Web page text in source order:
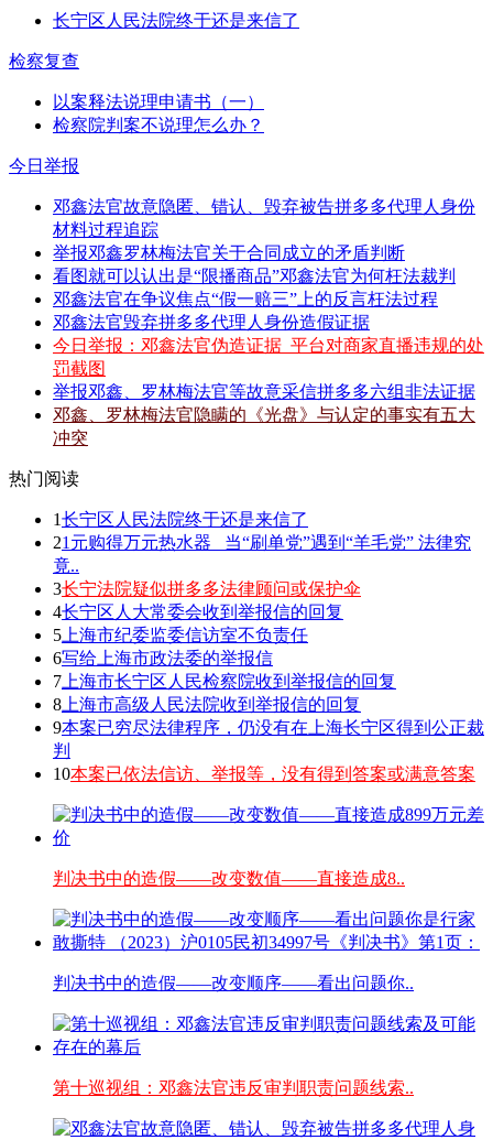
长宁区人民法院终于还是来信了
检察复查
以案释法说理申请书（一）
检察院判案不说理怎么办？
今日举报
邓鑫法官故意隐匿、错认、毁弃被告拼多多代理人身份
材料过程追踪
举报邓鑫罗林梅法官关于合同成立的矛盾判断
看图就可以认出是“限播商品”邓鑫法官为何枉法裁判
邓鑫法官在争议焦点“假一赔三”上的反言枉法过程
邓鑫法官毁弃拼多多代理人身份造假证据
今日举报：邓鑫法官伪造证据_平台对商家直播违规的处
罚截图
举报邓鑫、罗林梅法官等故意采信拼多多六组非法证据
邓鑫、罗林梅法官隐瞒的《光盘》与认定的事实有五大
冲突
热门阅读
1长宁区人民法院终于还是来信了
21元购得万元热水器 _当“刷单党”遇到“羊毛党” 法律究
竟..
3长宁法院疑似拼多多法律顾问或保护伞
4长宁区人大常委会收到举报信的回复
5 上海市纪委监委信访室不负责任
6写给上海市政法委的举报信
7 上海市长宁区人民检察院收到举报信的回复
8 上海市高级人民法院收到举报信的回复
9本案已穷尽法律程序，仍没有在上海长宁区得到公正裁
判
10本案已依法信访、举报等，没有得到答案或满意答案
判决书中的造假——改变数值——直接造成8..
判决书中的造假——改变顺序——看出问题你..
第十巡视组：邓鑫法官违反审判职责问题线索..